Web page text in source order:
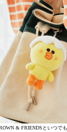
& FRIENDSといつで